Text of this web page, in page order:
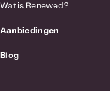
Wat is Renewed?
Aanbiedingen
Blog